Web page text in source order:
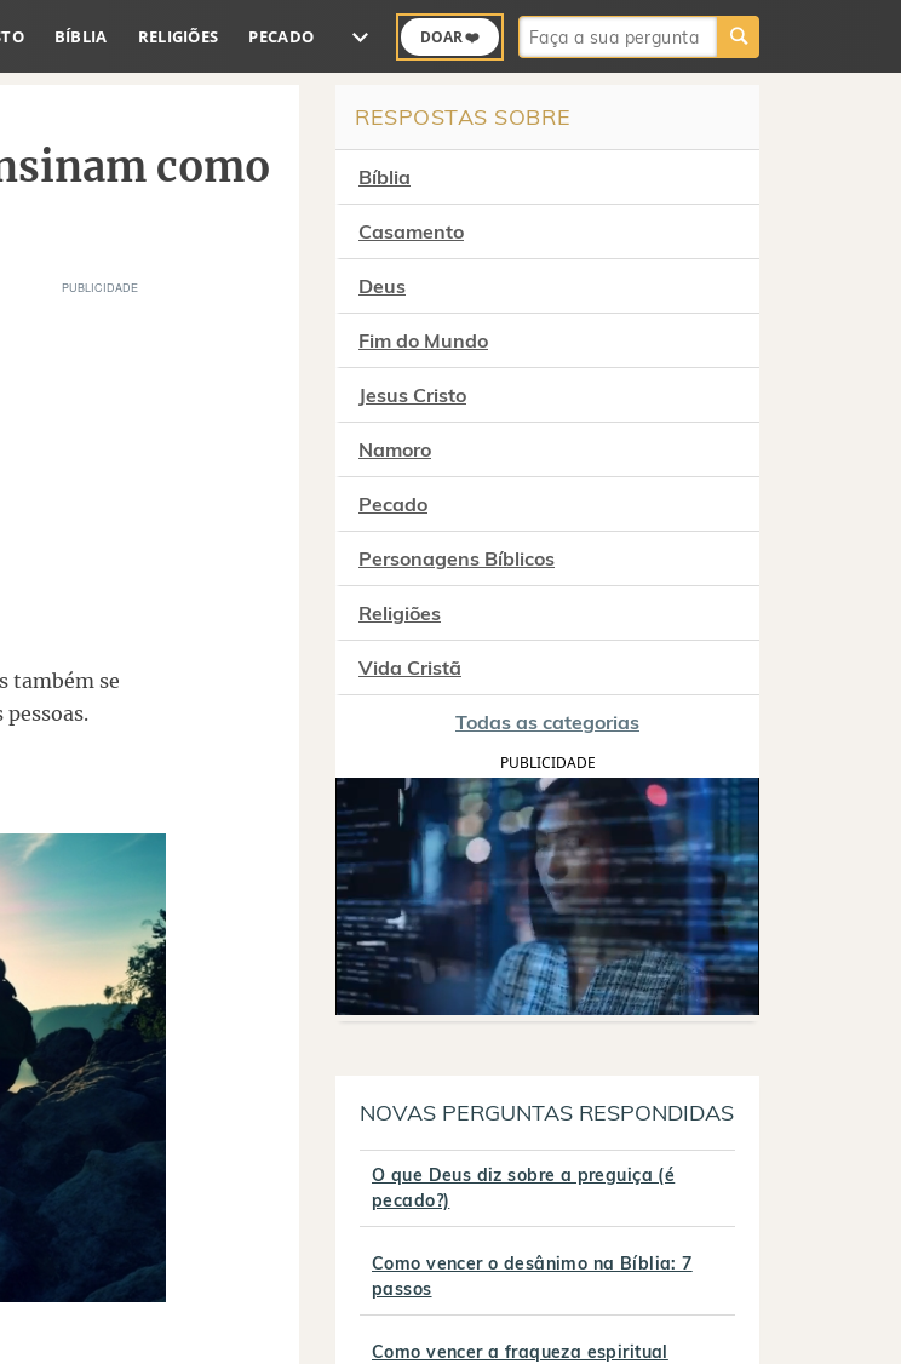
BÍBLIA RELIGIÕES PECADO DOAR ❤️ Buscar:
como
também se
RESPOSTAS SOBRE
Bíblia
Casamento
Deus
Fim do Mundo
Jesus Cristo
Namoro
Pecado
Personagens Bíblicos
Religiões
Vida Cristã
Todas as categorias
PUBLICIDADE
NOVAS PERGUNTAS RESPONDIDAS
O que Deus diz sobre a preguiça (é
pecado?)
Como vencer o desânimo na Bíblia: 7
passos
Como vencer a fraqueza espiritual